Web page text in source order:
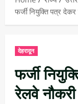
फर्जी नियुक्ति पत्र
देहरादून
फर्जी
रेलवे